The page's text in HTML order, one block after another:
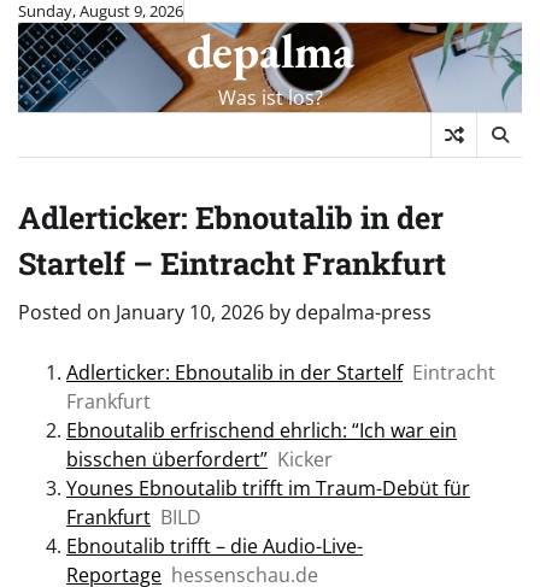
Skip
content
Sunday, August 9, 2026
depalma
Was ist los?
Adlerticker: Ebnoutalib in der
Startelf – Eintracht Frankfurt
Posted on January 10, 2026 by depalma-press
Adlerticker: Ebnoutalib in der Startelf Eintracht
Frankfurt
Ebnoutalib erfrischend ehrlich: “Ich war ein
bisschen überfordert” Kicker
Younes Ebnoutalib trifft im Traum-Debüt für
Frankfurt BILD
Ebnoutalib trifft – die Audio-Live-
Reportage hessenschau.de